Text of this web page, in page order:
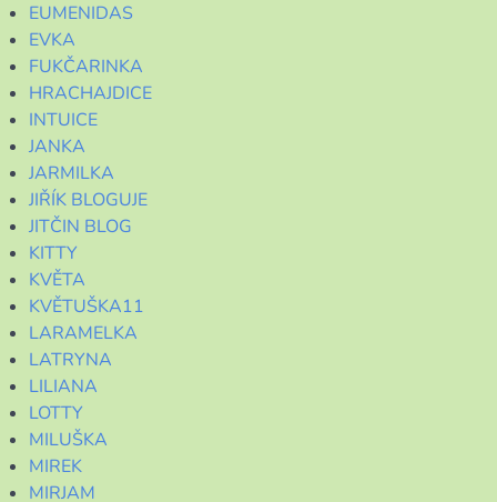
EUMENIDAS
EVKA
FUKČARINKA
HRACHAJDICE
INTUICE
JANKA
JARMILKA
JIŘÍK BLOGUJE
JITČIN BLOG
KITTY
KVĚTA
KVĚTUŠKA11
LARAMELKA
LATRYNA
LILIANA
LOTTY
MILUŠKA
MIREK
MIRJAM